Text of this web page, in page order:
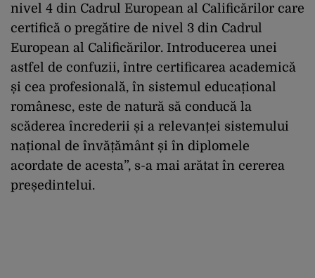
nivel 4 din Cadrul European al Calificărilor care
certifică o pregătire de nivel 3 din Cadrul
European al Calificărilor. Introducerea unei
astfel de confuzii, între certificarea academică
și cea profesională, în sistemul educațional
românesc, este de natură să conducă la
scăderea încrederii și a relevanței sistemului
național de învățământ și în diplomele
acordate de acesta”, s-a mai arătat în cererea
președintelui.